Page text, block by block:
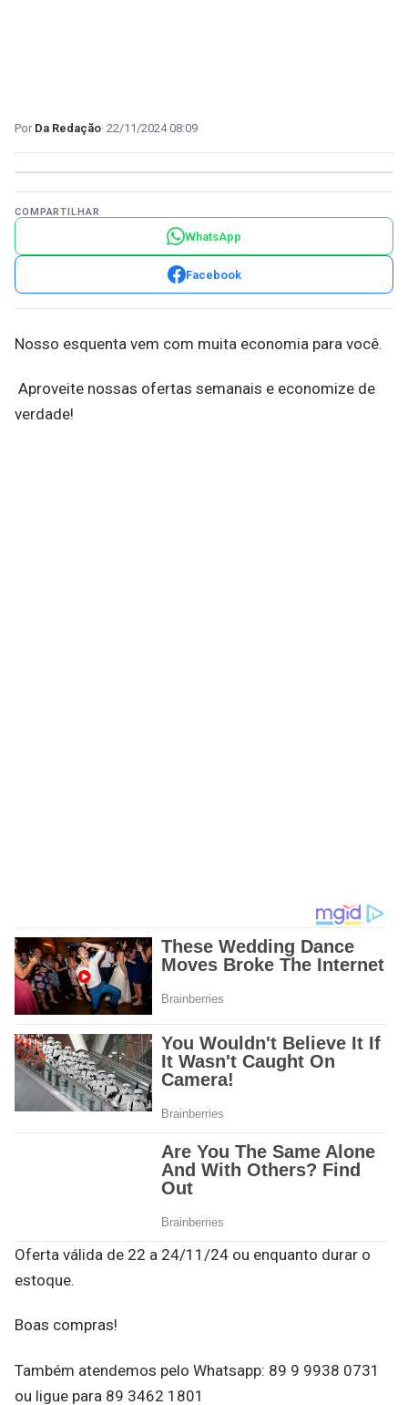
Da Redação 22/11/2024 08:09
COMPARTILHAR
WhatsApp
Facebook
Nosso esquenta vem com muita economia para você.
Aproveite nossas ofertas semanais e economize de
verdade!
Oferta válida de 22 a 24/11/24 ou enquanto durar o
estoque.
Boas compras!
Também atendemos pelo Whatsapp: 89 9 9938 0731
ou ligue para 89 3462 1801